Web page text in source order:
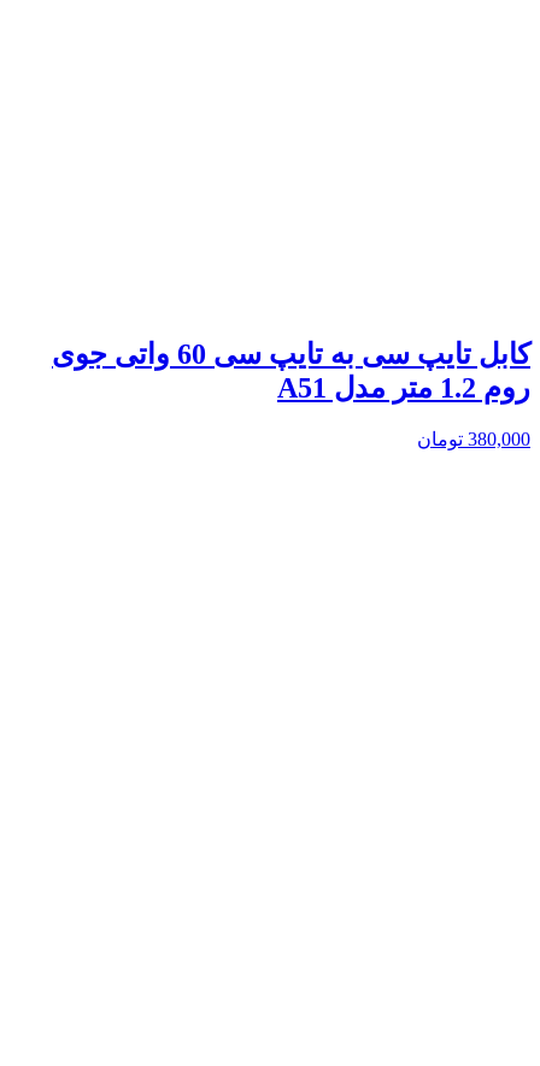
کابل تایپ سی به تایپ سی 60 واتی جوی
روم 1.2 متر مدل A51
380,000 تومان